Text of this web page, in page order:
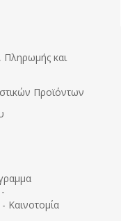
και
Προϊόντων
- Καινοτομία